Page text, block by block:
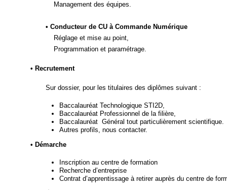
Management des équipes.
• Conducteur de CU à Commande Numérique
Réglage et mise au point,
Programmation et paramétrage.
• Recrutement
Sur dossier, pour les titulaires des diplômes suivant :
Baccalauréat Technologique STI2D,
Baccalauréat Professionnel de la filière,
Baccalauréat Général tout particulièrement scienti­fique.
Autres profils, nous contacter.
• Démarche
Inscription au centre de formation
Recherche d’entreprise
Contrat d’apprentissage à retirer auprès du centre de